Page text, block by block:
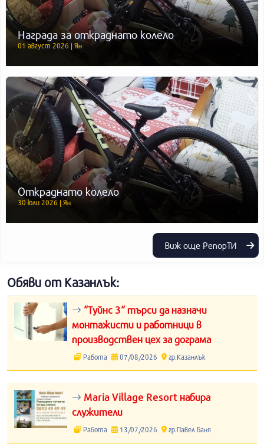
Награда за откраднато колело
01 август 2026 | Ян
Откраднато колело
30 юли 2026 | Ян
Виж още РепорТИ
Обяви от Казанлък:
“Туйнс 3“ търси да назначи
монтажисти и работници в
производствен цех за дограма
Работа 07/08/2026 гр.Казанлък
Maria Village Resort набира
служители
Работа 13/07/2026 гр.Павел Баня